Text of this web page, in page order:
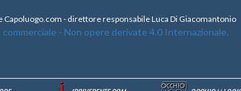
- direttore responsabile Luca Di Giacomantonio
- Non opere derivate 4.0 Internazionale.